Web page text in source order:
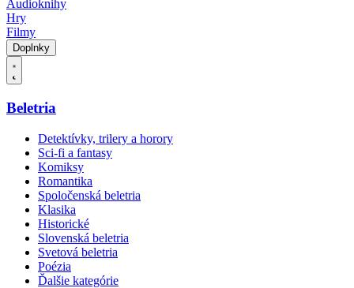
Audioknihy
Hry
Filmy
Doplnky
Beletria
Detektívky, trilery a horory
Sci-fi a fantasy
Komiksy
Romantika
Spoločenská beletria
Klasika
Historické
Slovenská beletria
Svetová beletria
Poézia
Ďalšie kategórie